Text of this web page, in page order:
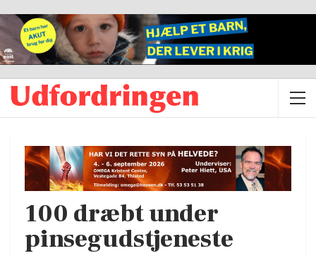
100 dræbt under
pinsegudstjeneste